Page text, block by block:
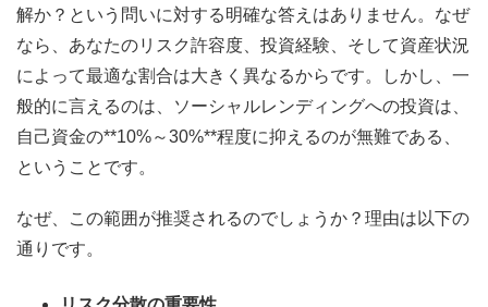
解か？という問いに対する明確な答えはありません。なぜ
なら、あなたのリスク許容度、投資経験、そして資産状況
によって最適な割合は大きく異なるからです。しかし、一
般的に言えるのは、ソーシャルレンディングへの投資は、
自己資金の**10%～30%**程度に抑えるのが無難である、
ということです。
なぜ、この範囲が推奨されるのでしょうか？理由は以下の
通りです。